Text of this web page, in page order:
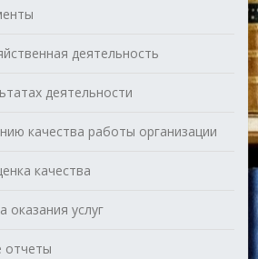
деятельность
деятельности
качества работы организации
качества
оказания услуг
отчеты